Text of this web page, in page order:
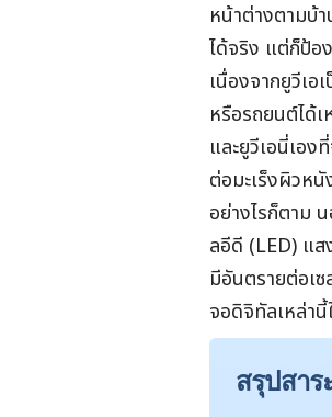
หน้าต่างตามบ้
ได้จริง แต่ก็ป้อ
เนื่องจากยูวีเ
หรือรถยนต์ได้
และยูวีเอนี่เอง
ต่อมะเร็งผิวหนั
อย่างไรก็ตาม
ลอีดี (LED) แส
มีอันตรายต่อเซ
จอดิจิทัลเหล่า
สรุปสา